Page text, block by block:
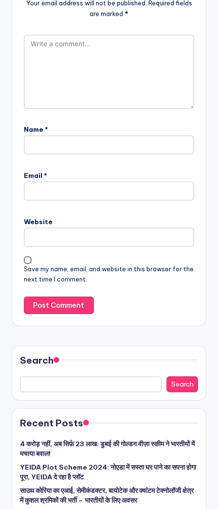
Your email address will not be published. Required fields
are marked *
Name *
Email *
Website
Save my name, email, and website in this browser for the
next time I comment.
Search
Search
Recent Posts
4 करोड़ नहीं, अब सिर्फ़ 23 लाख: डुबई की गोल्डन वीज़ा स्कीम ने भारतीयों में
मचाया बवाल!
YEIDA Plot Scheme 2024: नोएडा में सस्ता घर पाने का सपना होगा
पूरा, YEIDA दे रहा है प्लॉट
साउथ कोरिया का एआई, सेमीकंडक्टर, बायोटेक और क्वांटम टेक्नोलॉजी क्षेत्र
में कुशल श्रमिकों की भर्ती – भारतीयों के लिए अवसर